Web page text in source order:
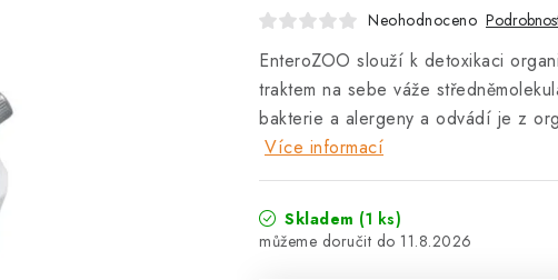
Neohodnoceno
EnteroZOO slouží k detoxikaci
traktem na sebe váže
bakterie a alergeny a odvádí je z
Více informací
Skladem (1 ks)
11.8.2026